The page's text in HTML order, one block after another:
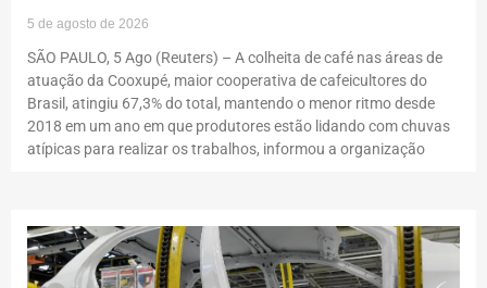
5 de agosto de 2026
SÃO PAULO, 5 Ago (Reuters) – A colheita de café nas áreas de
atuação da Cooxupé, maior cooperativa de cafeicultores do
Brasil, atingiu 67,3% do total, mantendo o menor ritmo desde
2018 em um ano em que produtores estão lidando com chuvas
atípicas para realizar os trabalhos, informou a organização